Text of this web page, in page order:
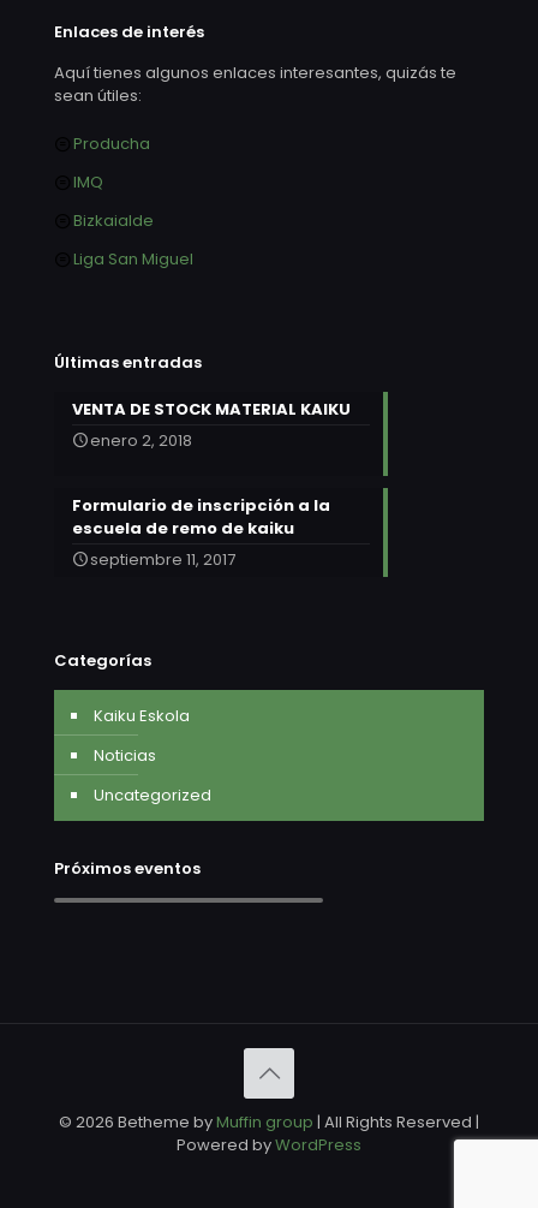
Enlaces de interés
Aquí tienes algunos enlaces interesantes, quizás te
sean útiles:
Producha
IMQ
Bizkaialde
Liga San Miguel
Últimas entradas
VENTA DE STOCK MATERIAL KAIKU
enero 2, 2018
Formulario de inscripción a la
escuela de remo de kaiku
septiembre 11, 2017
Categorías
Kaiku Eskola
Noticias
Uncategorized
Próximos eventos
© 2026 Betheme by Muffin group | All Rights Reserved |
Powered byWordPress